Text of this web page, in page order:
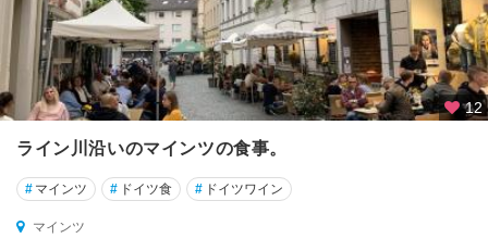
ン
ト
ウ
ブ
ル
ク
12
ライン川沿いのマインツの食事。
# マインツ # ドイツ食 # ドイツワイン
マインツ